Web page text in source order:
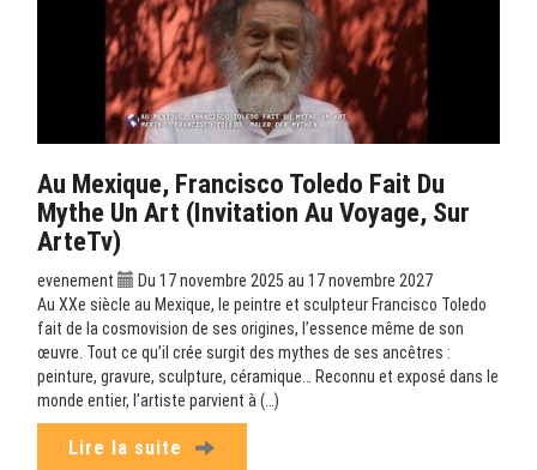
Au Mexique, Francisco Toledo Fait Du
Mythe Un Art (Invitation Au Voyage, Sur
ArteTv)
evenement
Du 17 novembre 2025 au 17 novembre 2027
Au XXe siècle au Mexique, le peintre et sculpteur Francisco Toledo
fait de la cosmovision de ses origines, l’essence même de son
œuvre. Tout ce qu’il crée surgit des mythes de ses ancêtres :
peinture, gravure, sculpture, céramique… Reconnu et exposé dans le
monde entier, l’artiste parvient à (…)
Lire la suite